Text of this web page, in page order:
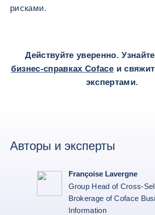
рисками.
Действуйте уверенно.
бизнес-справках Coface и
экспертами.
Авторы и эксперты
Françoise Lavergne
Group Head of Cross-
Brokerage of Coface
Information